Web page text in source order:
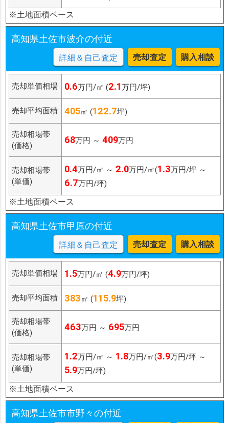
※土地面積ベース
高知県土佐市波介の付近
詳細＆自己査定 売却査定 購入相談
売却単価相場 0.6万円/㎡ (2.1万円/坪)
売却平均面積 405㎡ (122.7坪)
売却相場帯
(価格)
68万円 ～ 409万円
売却相場帯
(単価)
0.4万円/㎡ ～ 2.0万円/㎡(1.3万円/坪 ～
6.7万円/坪)
※土地面積ベース
高知県土佐市甲原の付近
詳細＆自己査定 売却査定 購入相談
売却単価相場 1.5万円/㎡ (4.9万円/坪)
売却平均面積 383㎡ (115.9坪)
売却相場帯
(価格)
463万円 ～ 695万円
売却相場帯
(単価)
1.2万円/㎡ ～ 1.8万円/㎡(3.9万円/坪 ～
5.9万円/坪)
※土地面積ベース
高知県土佐市市野々の付近